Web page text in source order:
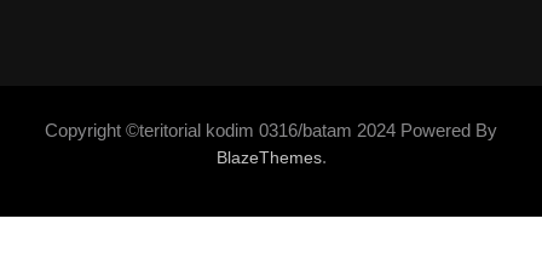
Copyright ©teritorial kodim 0316/batam 2024 Powered By
BlazeThemes.